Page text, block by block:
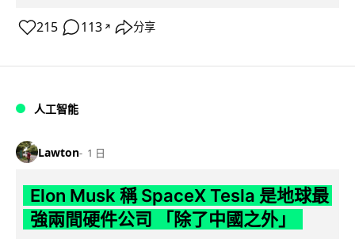
215 113 ↗ 分享
人工智能
Lawton 1 日
Elon Musk 稱 SpaceX Tesla 是地球最
強兩間硬件公司 「除了中國之外」